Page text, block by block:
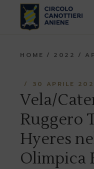
content
HOME 2022
30 APRILE
Vela/
Ruggero
Hyeres
Olimpica